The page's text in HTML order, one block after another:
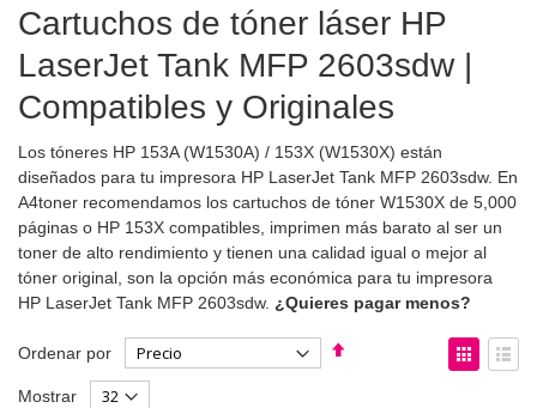
Cartuchos de tóner láser HP
LaserJet Tank MFP 2603sdw |
Compatibles y Originales
Los tóneres HP 153A (W1530A) / 153X (W1530X) están
diseñados para tu impresora HP LaserJet Tank MFP 2603sdw. En
A4toner recomendamos los cartuchos de tóner W1530X de 5,000
páginas o HP 153X compatibles, imprimen más barato al ser un
toner de alto rendimiento y tienen una calidad igual o mejor al
tóner original, son la opción más económica para tu impresora
HP LaserJet Tank MFP 2603sdw. ¿Quieres pagar menos?
Ordenar por
Fijar
Ver
como
Mostrar